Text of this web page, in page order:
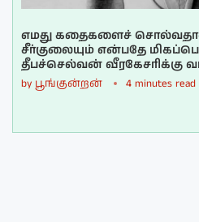
எமது கதைகளைச்
சீர்குலையும் என்பதே
தீபச்செல்வன் வீரகேசரிக்கு
by பூங்குன்றன் 4 minutes read